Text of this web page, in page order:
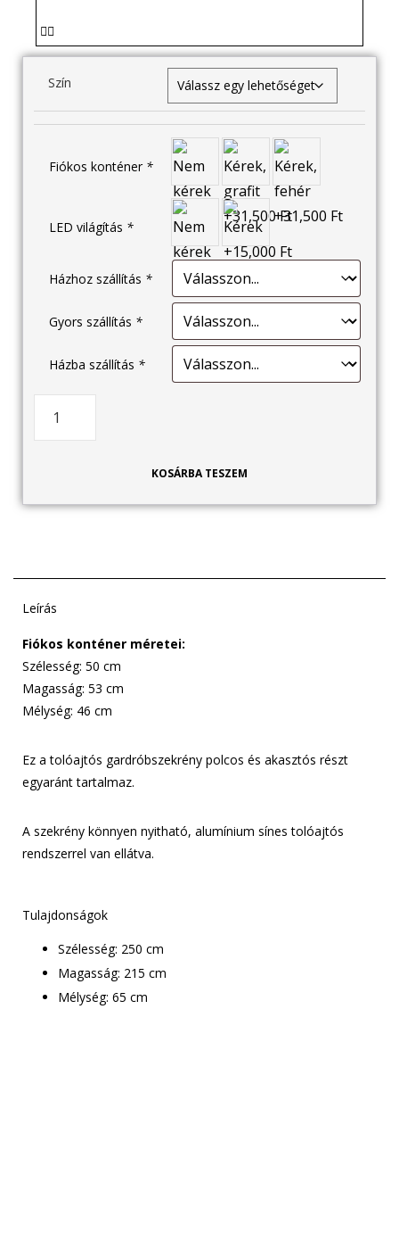
Szín
Fiókos konténer *
LED világítás *
Házhoz szállítás *
Gyors szállítás *
Házba szállítás *
KOSÁRBA TESZEM
Leírás
Fiókos konténer méretei:
Szélesség: 50 cm
Magasság: 53 cm
Mélység: 46 cm
Ez a tolóajtós gardróbszekrény polcos és akasztós részt
egyaránt tartalmaz.
A szekrény könnyen nyitható, alumínium sínes tolóajtós
rendszerrel van ellátva.
Tulajdonságok
Szélesség: 250 cm
Magasság: 215 cm
Mélység: 65 cm